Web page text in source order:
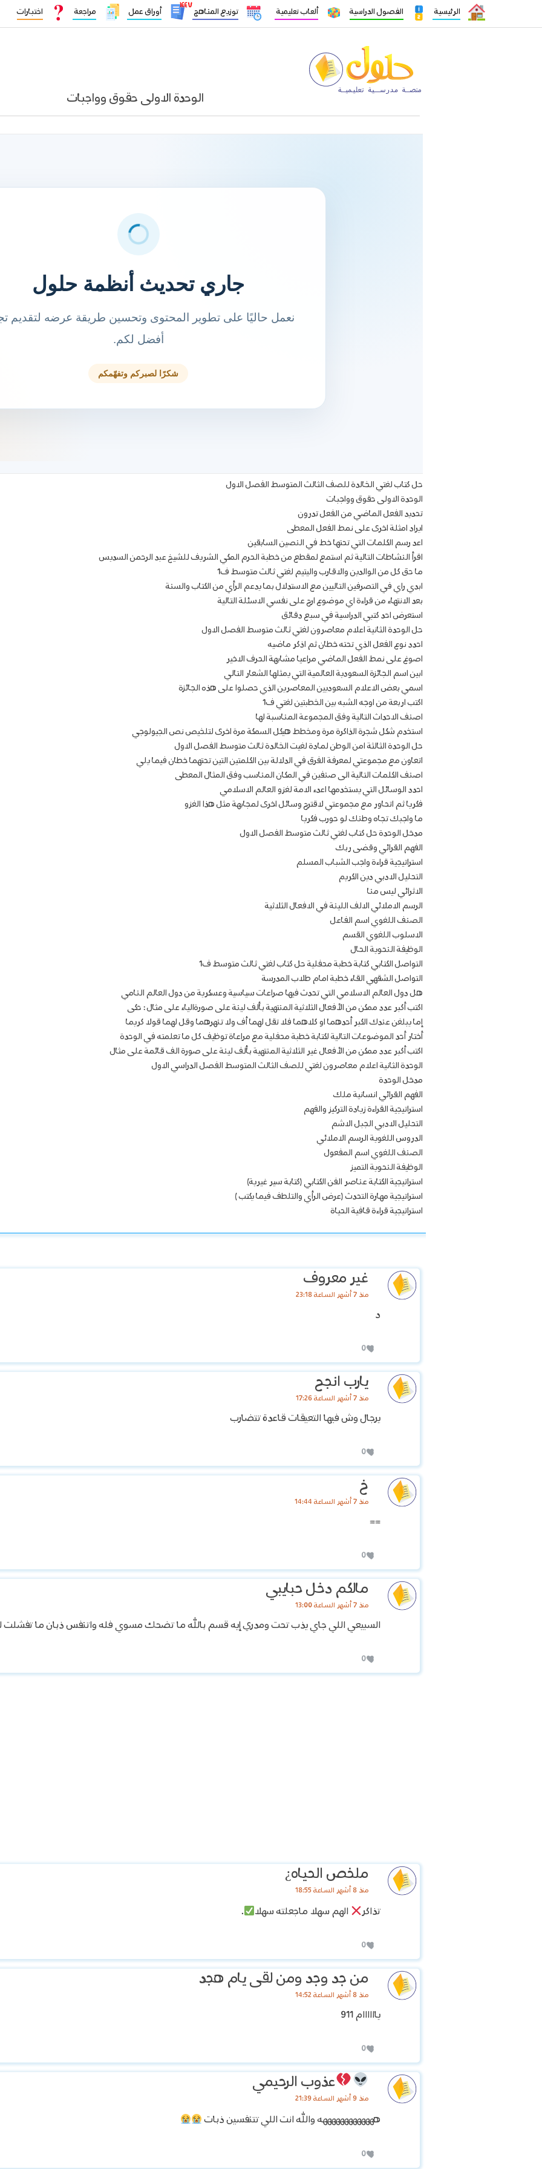
الرئيسية الفصول الدراسية ألعاب تعليمية توزيع المناهج
١٤٤٧
أوراق عمل مراجعة اختبارات
الوحدة الاولى حقوق وواجبات
حل كتاب لغتي الخالدة للصف الثالث المتوسط الفصل الاول
الوحدة الاولى حقوق وواجبات
تحديد الفعل الماضي من الفعل تدرون
ايراد امثلة اخرى على نمط الفعل المعطى
اعد رسم الكلمات التي تحتها خط في النصين السابقين
اقرأ النشاطات التالية ثم استمع لمقطع من خطبة الحرم المكي الشريف للشيخ عبد الرحمن السديس
ما حق كل من الوالدين والاقارب واليتيم لغتي ثالث متوسط ف1
ابدي راي في التصرفين التاليين مع الاستدلال بما يدعم الرأي من الكتاب والسنة
بعد الانتهاء من قراءة اي موضوع ارح على نفسي الاسئلة التالية
استعرض احد كتبي الدراسية في سبع دقائق
حل الوحدة الثانية اعلام معاصرون لغتي ثالث متوسط الفصل الاول
احدد نوع الفعل الذي تحته خطان ثم اذكر ماضيه
اصوغ على نمط الفعل الماضي مراعيا مشابهة الحرف الاخير
ابين اسم الجائزة السعودية العالمية التي يمثلها الشعار التالي
اسمي بعض الاعلام السعوديين المعاصرين الذي حصلوا على هذه الجائزة
اكتب اربعة من اوجه الشبه بين الخطبتين لغتي ف1
اصنف الاحداث التالية وفق المجموعة المناسبة لها
استخدم شكل شجرة الذاكرة مرة ومخطط هيكل السمكة مرة اخرى لتلخيص نص الجيولوجي
حل الوحدة الثالثة امن الوطن لمادة لغيت الخالدة ثالث متوسط الفصل الاول
اتعاون مع مجموعتي لمعرفة الفرق في الدلالة بين الكلمتين التين تحتهما خطان فيما يلي
اصنف الكلمات التالية الى صنفين في المكان المناسب وفق المثال المعطى
احدد الوسائل التي يستخدمها اعدء الامة لغزو العالم الاسلامي
فكريا ثم اتحاور مع مجموعتي لاقترح وسائل اخرى لمجابهة مثل هذا الغزو
ما واجبك تجاه وطنك لو حورب فكريا
مدخل الوحدة حل كتاب لغتي ثالث متوسط الفصل الاول
الفهم القرائي وقضى ربك
استراتيجية قراءة واجب الشباب المسلم
التحليل الادبي دين الكريم
الاثرائي ليس منا
الرسم الاملائي الالف اللينة في الافعال الثلاثية
الصنف اللغوي اسم الفاعل
الاسلوب اللغوي القسم
الوظيفة النحوية الحال
التواصل الكتابي كتابة خطبة محفلية حل كتاب لغتي ثالث متوسط ف1
التواصل الشقهي القاء خطبة امام طلاب المدرسة
هل دول العالم الاسلامي التي تحدث فيها صراعات سياسية وعسكرية من دول العالم النامي
اكتب أكبر عدد ممكن من الأفعال الثلاثية المنتهية بألف لينة على صورةالياء على مثال : حكى
إما يبلغن عندك الكبر أحدهما او كلاهما فلا تقل لهما أف ولا تنهرهما وقل لهما قولا كريما
أختار أحد الموضوعات التالية لكتابة خطبة محفلية مع مراعاة توظيف كل ما تعلمته في الوحدة
اكتب أكبر عدد ممكن من الأفعال غير الثلاثية المنتهية بألف لينة على صورة الف قائمة على مثال
الوحدة الثانية اعلام معاصرون لغتي للصف الثالث المتوسط الفصل الدراسي الاول
مدخل الوحدة
الفهم القرائي انسانية ملك
استراتيجية القراءة زيادة التركيز والفهم
التحليل الادبي الجبل الاشم
الدروس اللغوية الرسم الاملائي
الصنف اللغوي اسم المفعول
الوظيفة النحوية التميز
استراتيجية الكتابة عناصر الفن الكتابي (كتابة سير غيرية)
استراتيجية مهارة التحدث (عرض الرأي والتلطف فيما يكتب )
استراتيجية قراءة قافية الحياة
غير معروف
منذ 7 أشهر الساعة 23:18
د
0
يارب انجح
منذ 7 أشهر الساعة 17:26
يرجال وش فيها التعيقات قاعدة تتضارب
0
خ
منذ 7 أشهر الساعة 14:44
==
0
مالكم دخل حبايبي
منذ 7 أشهر الساعة 13:00
السبيعي اللي جاي يذب تحت ومدري إيه قسم بالله ما تضحك مسوي فله واتنفس ذبان ما تفشلت
0
ملخص الحياه¿
منذ 8 أشهر الساعة 18:55
تذاكر الهم سهلا ماجعلته سهلا .
0
من جد وجد ومن لقى يام هجد
منذ 8 أشهر الساعة 14:52
ياااااام 911
0
عذوب الرحيمي
منذ 9 أشهر الساعة 21:39
هههههههههههههه والله انت اللي تتنفسين ذبات
0